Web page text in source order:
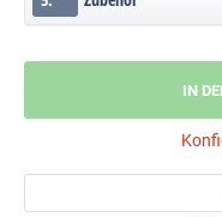
IN